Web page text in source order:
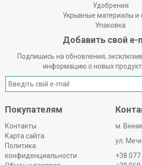
Удобрения
Укрывные материалы и
Упаковка
Добавить свой e-
Подпишись на обновления,
информацию о новых
Покупателям
Контакты
Карта сайта
Политика
конфиденциальности
м.
ул.
+38